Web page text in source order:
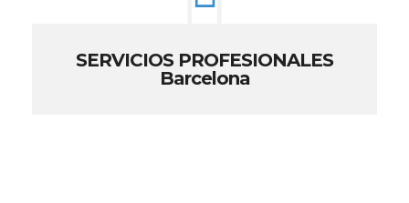
SERVICIOS PROFESIONALES
Barcelona